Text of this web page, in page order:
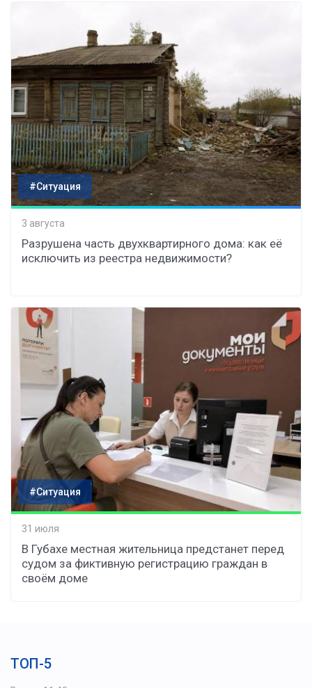
#Ситуация
3 августа
Разрушена часть двухквартирного дома: как её
исключить из реестра недвижимости?
#Ситуация
31 июля
В Губахе местная жительница предстанет перед
судом за фиктивную регистрацию граждан в
своём доме
ТОП-5